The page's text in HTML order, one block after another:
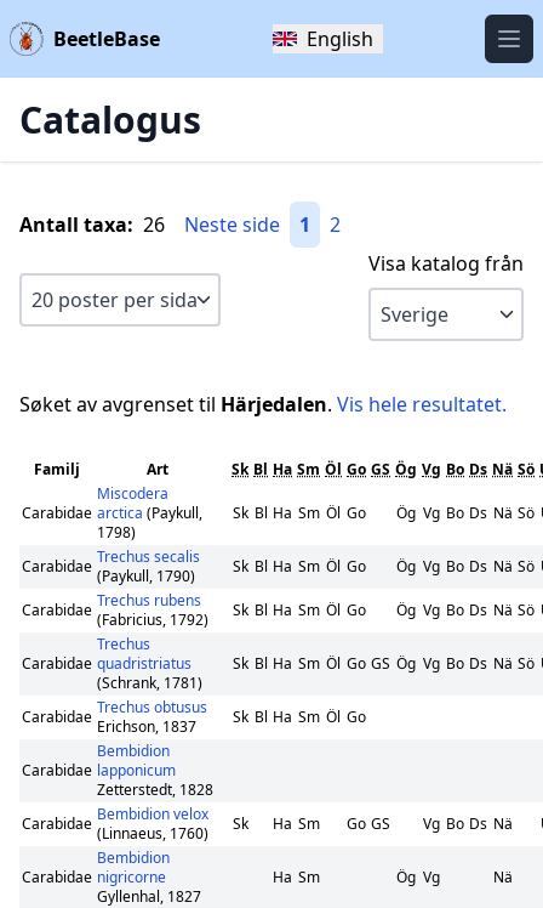
BeetleBase English
Catalogus
Antall taxa: 26 Neste side 1
2
Visa katalog från
Søket av avgrenset til Härjedalen. Vis hele resultatet.
Familj Art Sk Bl Ha Sm Öl Go GS Ög Vg Bo Ds Nä Sö
Carabidae
Miscodera
arctica (Paykull,
1798)
Sk Bl Ha Sm Öl Go Ög Vg Bo Ds Nä Sö
Carabidae Trechus secalis
(Paykull, 1790)
Sk Bl Ha Sm Öl Go Ög Vg Bo Ds Nä Sö
Carabidae Trechus rubens
(Fabricius, 1792)
Sk Bl Ha Sm Öl Go Ög Vg Bo Ds Nä Sö
Carabidae
Trechus
quadristriatus
(Schrank, 1781)
Sk Bl Ha Sm Öl Go GS Ög Vg Bo Ds Nä Sö
Carabidae Trechus obtusus
Erichson, 1837
Sk Bl Ha Sm Öl Go
Carabidae
Bembidion
lapponicum
Zetterstedt, 1828
Carabidae Bembidion velox
(Linnaeus, 1760)
Sk Ha Sm Go GS Vg Bo Ds Nä
Carabidae
Bembidion
nigricorne
Gyllenhal, 1827
Ha Sm Ög Vg Nä